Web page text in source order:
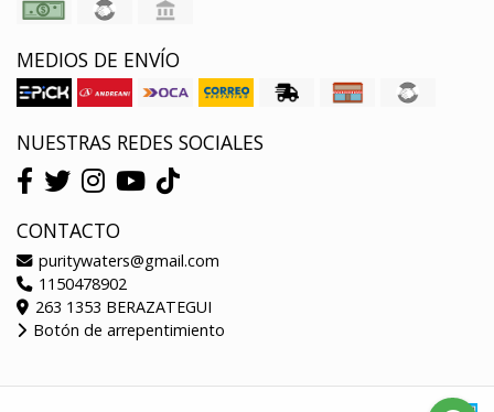
MEDIOS DE ENVÍO
NUESTRAS REDES SOCIALES
CONTACTO
puritywaters@gmail.com
1150478902
263 1353 BERAZATEGUI
Botón de arrepentimiento